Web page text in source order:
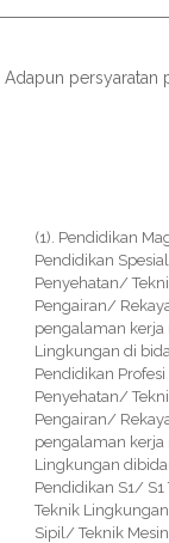
Adapun persyaratan
(1). Pendidikan
Pendidikan
Penyehatan/
Pengairan/
pengalaman
Lingkungan di
Pendidikan
Penyehatan/
Pengairan/
pengalaman
Lingkungan
Pendidikan S1/
Teknik
Sipil/ Teknik